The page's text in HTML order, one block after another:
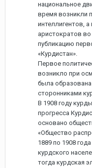
национальное
время возникли
интеллигентов, а
аристократов
публикацию
«Курдистан».
Первое
возникло при
была
сторонниками
В 1908 году
прогресса
основано
«Общество
1889 по 1908
курдского
тогда курдская